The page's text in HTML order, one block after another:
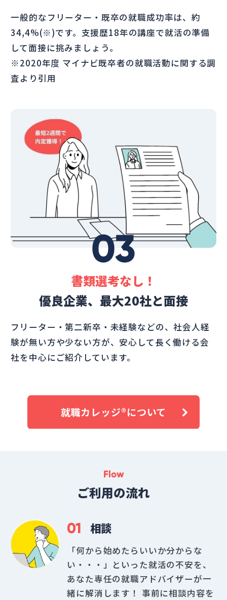
一般的なフリーター・既卒の就職成功率は、約
34,4%(※)です。支援歴18年の講座で就活の準備
して面接に挑みましょう。
※2020年度 マイナビ既卒者の就職活動に関する調
査より引用
03
書類選考なし！
優良企業、最大20社と面接
フリーター・第二新卒・未経験などの、社会人経
験が無い方や少ない方が、安心して長く働ける会
社を中心にご紹介しています。
就職カレッジ®について
Flow
ご利用の流れ
01 相談
「何から始めたらいいか分からな
い・・・」といった就活の不安を、
あなた専任の就職アドバイザーが一
緒に解消します！ 事前に相談内容を